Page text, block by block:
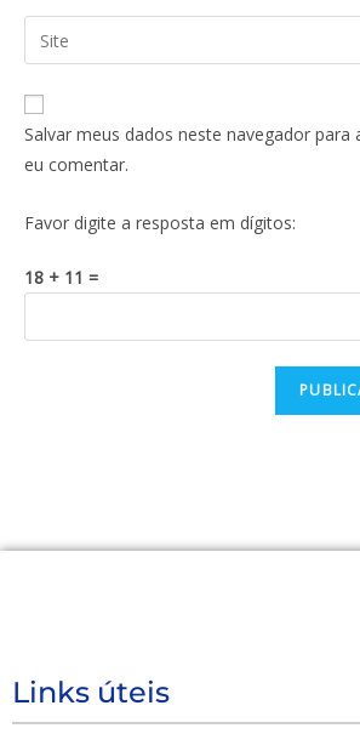
Salvar meus dados neste navegador para
eu comentar.
Favor digite a resposta em dígitos:
18 + 11 =
Links úteis